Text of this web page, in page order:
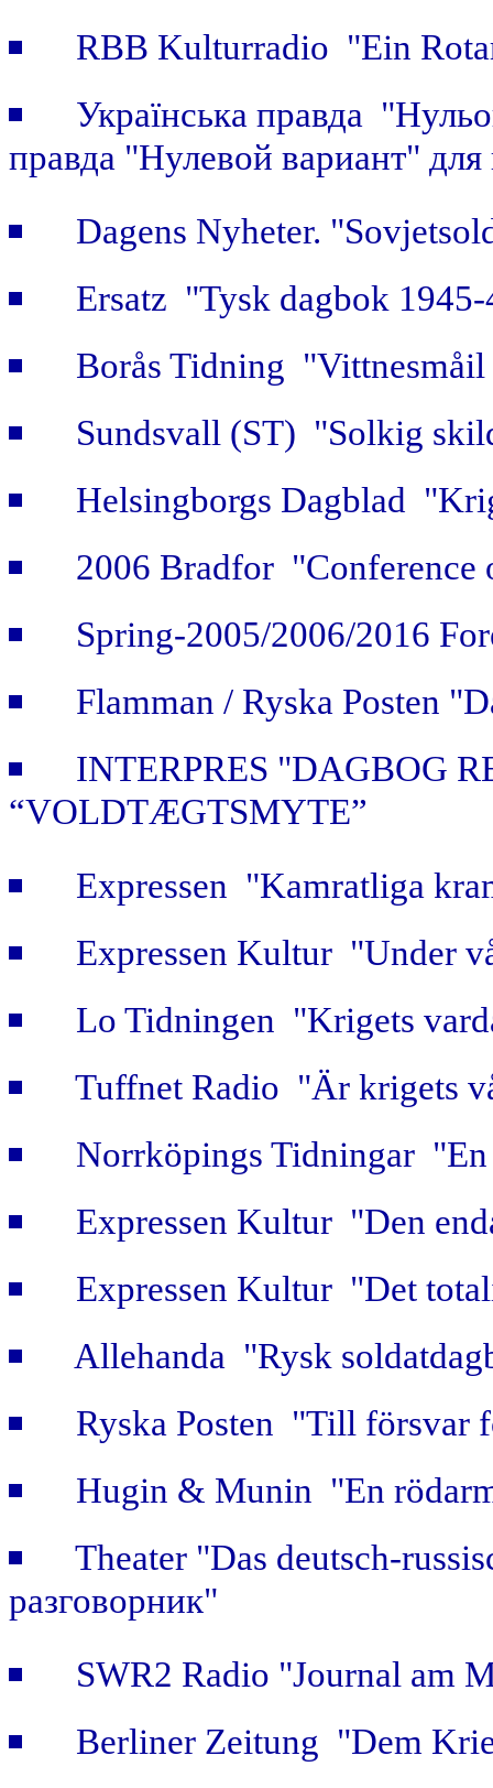
RBB Kulturradio "Ein
Українська правда
правда "Нулевой вариант"
Dagens Nyheter.
Ersatz "Tysk dagbok
Borås Tidning
Sundsvall (ST) "Solkig
Helsingborgs Dagblad
2006 Bradfor "Conference
Spring-2005/2006/2016
Flamman / Ryska Posten
INTERPRES "DAGBOG
“VOLDTÆGTSMYTE”
Expressen "Kamratliga
Expressen Kultur "Under
Lo Tidningen "Krigets
Tuffnet Radio "Är krigets
Norrköpings Tidningar
Expressen Kultur "Den
Expressen Kultur "Det
Allehanda "Rysk
Ryska Posten "Till försvar
Hugin & Munin "En
Theater "Das deutsch-
разговорник"
SWR2 Radio "Journal am
Berliner Zeitung "Dem